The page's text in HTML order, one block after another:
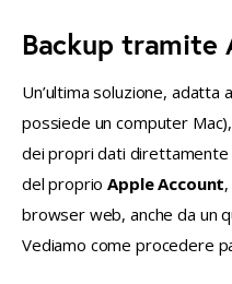
Backup tramite
Un’ultima soluzione, adatta
possiede un computer
dei propri dati direttamente
del proprio Apple Account
browser web, anche da un
Vediamo come procedere